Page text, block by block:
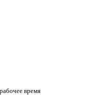
время